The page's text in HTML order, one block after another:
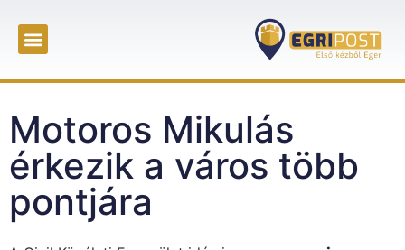
Motoros Mikulás
érkezik a város több
pontjára